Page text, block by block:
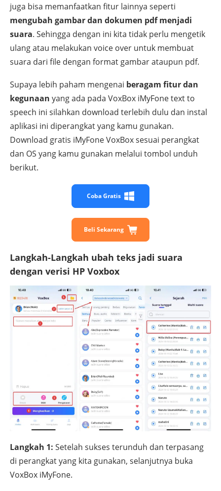
juga bisa memanfaatkan fitur lainnya seperti
mengubah gambar dan dokumen pdf menjadi
suara. Sehingga dengan ini kita tidak perlu mengetik
ulang atau melakukan voice over untuk membuat
suara dari file dengan format gambar ataupun pdf.
Supaya lebih paham mengenai beragam fitur dan
kegunaan yang ada pada VoxBox iMyFone text to
speech ini silahkan download terlebih dulu dan instal
aplikasi ini diperangkat yang kamu gunakan.
Download gratis iMyFone VoxBox sesuai perangkat
dan OS yang kamu gunakan melalui tombol unduh
berikut.
Coba Gratis
Beli Sekarang
Langkah-Langkah ubah teks jadi suara
dengan verisi HP Voxbox
Langkah 1: Setelah sukses terunduh dan terpasang
di perangkat yang kita gunakan, selanjutnya buka
VoxBox iMyFone.